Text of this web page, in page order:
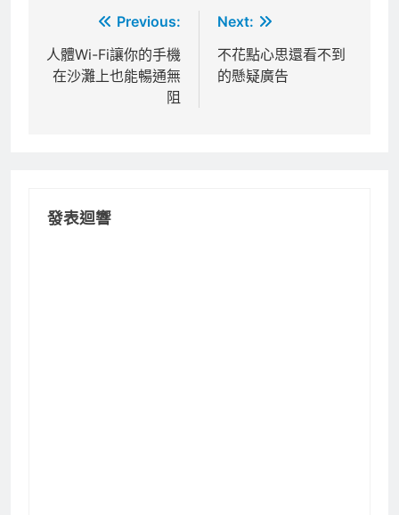
章
導
Previous:
人體Wi-Fi讓你的手機
在沙灘上也能暢通無
阻
Next:
不花點心思還看不到
的懸疑廣告
發表迴響